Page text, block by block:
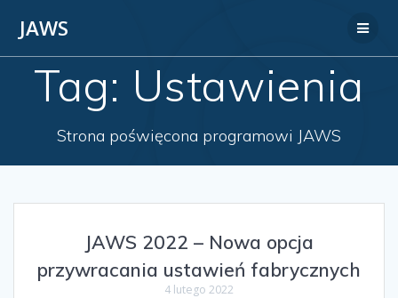
JAWS
Tag: Ustawienia
Strona poświęcona programowi JAWS
JAWS 2022 – Nowa opcja
przywracania ustawień fabrycznych
4 lutego 2022